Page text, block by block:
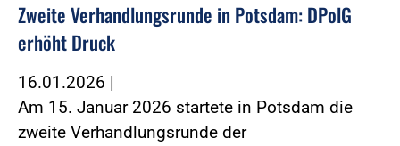
Zweite Verhandlungsrunde in Potsdam: DPolG
erhöht Druck
16.01.2026 |
Am 15. Januar 2026 startete in Potsdam die
zweite Verhandlungsrunde der